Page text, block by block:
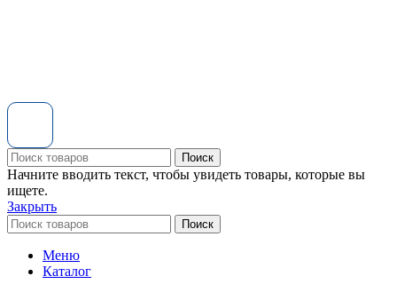
Поиск
Начните вводить текст, чтобы увидеть товары, которые вы
ищете.
Закрыть
Поиск
Меню
Каталог